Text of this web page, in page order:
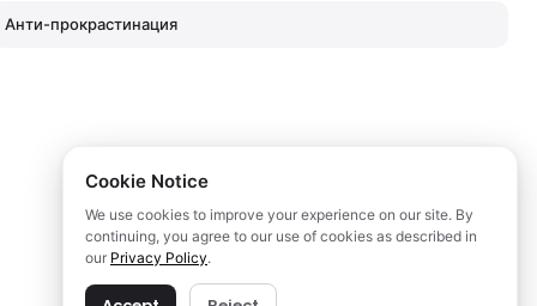
Cookie Notice
We use cookies to improve your experience on our site. By
continuing, you agree to our use of cookies as described in
our Privacy Policy.
Анти-прокрастинация